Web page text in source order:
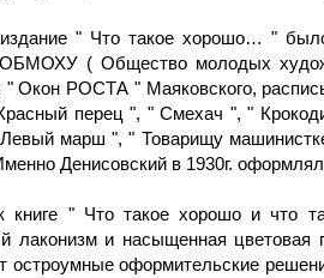
" Что такое хорошо… "
ОБМОХУ ( Общество молодых
Окон РОСТА " Маяковского,
перец ", " Смехач ", "
Левый марш ", " Товарищу
Денисовский в 1930г.
книге " Что такое хорошо и что
лаконизм и насыщенная цветовая
остроумные оформительские